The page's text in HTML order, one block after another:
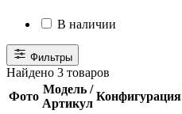
В наличии
Фильтры
Найдено 3 товаров
Фото
Модель /
Артикул
Конфигурация